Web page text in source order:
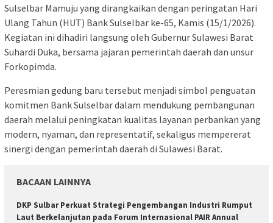
Sulselbar Mamuju yang dirangkaikan dengan peringatan Hari
Ulang Tahun (HUT) Bank Sulselbar ke-65, Kamis (15/1/2026).
Kegiatan ini dihadiri langsung oleh Gubernur Sulawesi Barat
Suhardi Duka, bersama jajaran pemerintah daerah dan unsur
Forkopimda.
Peresmian gedung baru tersebut menjadi simbol penguatan
komitmen Bank Sulselbar dalam mendukung pembangunan
daerah melalui peningkatan kualitas layanan perbankan yang
modern, nyaman, dan representatif, sekaligus mempererat
sinergi dengan pemerintah daerah di Sulawesi Barat.
BACAAN LAINNYA
DKP Sulbar Perkuat Strategi Pengembangan Industri Rumput
Laut Berkelanjutan pada Forum Internasional PAIR Annual